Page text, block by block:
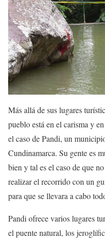
Más allá de sus lugares
pueblo está en el carisma y
el caso de Pandi, un
Cundinamarca. Su gente es
bien y tal es el caso de que
realizar el recorrido con un
para que se llevara a cabo
Pandi ofrece varios lugares
el puente natural, los